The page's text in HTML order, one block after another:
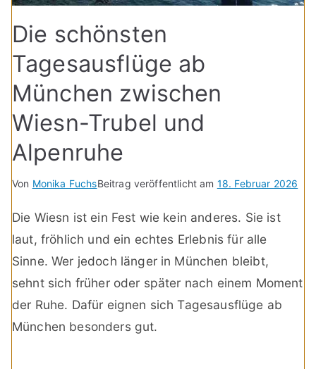
Die schönsten
Tagesausflüge ab
München zwischen
Wiesn-Trubel und
Alpenruhe
Von Monika FuchsBeitrag veröffentlicht am 18. Februar 2026
Die Wiesn ist ein Fest wie kein anderes. Sie ist
laut, fröhlich und ein echtes Erlebnis für alle
Sinne. Wer jedoch länger in München bleibt,
sehnt sich früher oder später nach einem Moment
der Ruhe. Dafür eignen sich Tagesausflüge ab
München besonders gut.